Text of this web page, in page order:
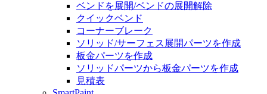
ベンドを展開/ベンドの展開解除
クイックベンド
コーナーブレーク
ソリッド/サーフェス展開パーツを作成
板金パーツを作成
ソリッドパーツから板金パーツを作成
見積表